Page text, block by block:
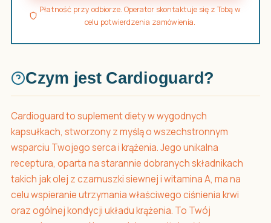
Płatność przy odbiorze. Operator skontaktuje się z Tobą w
celu potwierdzenia zamówienia.
Czym jest Cardioguard?
Cardioguard to suplement diety w wygodnych
kapsułkach, stworzony z myślą o wszechstronnym
wsparciu Twojego serca i krążenia. Jego unikalna
receptura, oparta na starannie dobranych składnikach
takich jak olej z czarnuszki siewnej i witamina A, ma na
celu wspieranie utrzymania właściwego ciśnienia krwi
oraz ogólnej kondycji układu krążenia. To Twój